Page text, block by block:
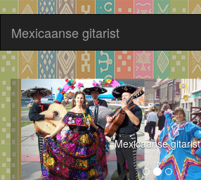
Mexicaanse gitarist
Mexicaanse gitarist